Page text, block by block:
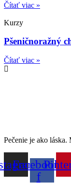
Čítať viac »
Kurzy
Pšeničnoražný
Čítať viac »
Pečenie je ako
Facebook-
f